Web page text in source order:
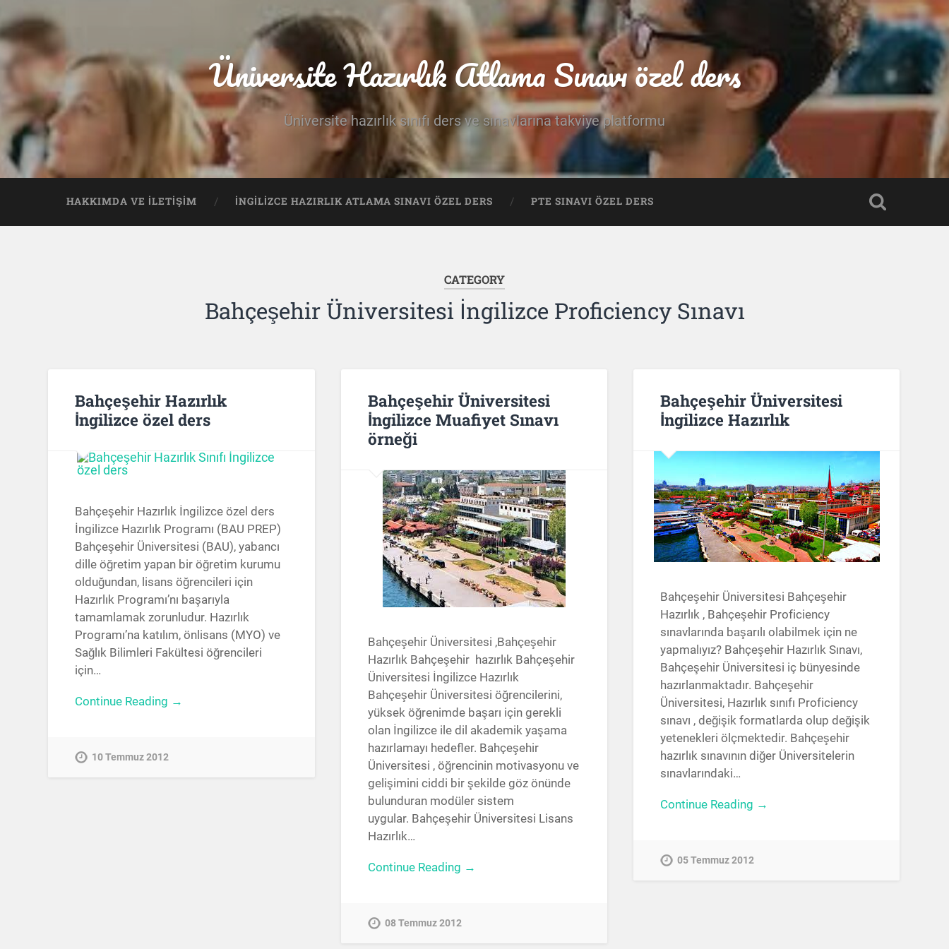
Üniversite Hazırlık Atlama Sınavı özel ders
Üniversite hazırlık sınıfı ders ve sınavlarına takviye platformu
HAKKIMDA VE İLETIŞIM İNGILIZCE HAZIRLIK ATLAMA SINAVI ÖZEL DERS PTE SINAVI ÖZEL DERS
CATEGORY
Bahçeşehir Üniversitesi İngilizce Proficiency Sınavı
Bahçeşehir Hazırlık
İngilizce özel ders
Bahçeşehir Hazırlık İngilizce özel ders
İngilizce Hazırlık Programı (BAU PREP)
Bahçeşehir Üniversitesi (BAU), yabancı
dille öğretim yapan bir öğretim kurumu
olduğundan, lisans öğrencileri için
Hazırlık Programı’nı başarıyla
tamamlamak zorunludur. Hazırlık
Programı’na katılım, önlisans (MYO) ve
Sağlık Bilimleri Fakültesi öğrencileri
için…
Continue Reading →
10 Temmuz 2012
Bahçeşehir Üniversitesi
İngilizce Muafiyet Sınavı
örneği
Bahçeşehir Üniversitesi ,Bahçeşehir
Hazırlık Bahçeşehir hazırlık Bahçeşehir
Üniversitesi İngilizce Hazırlık
Bahçeşehir Üniversitesi öğrencilerini,
yüksek öğrenimde başarı için gerekli
olan İngilizce ile dil akademik yaşama
hazırlamayı hedefler. Bahçeşehir
Üniversitesi , öğrencinin motivasyonu ve
gelişimini ciddi bir şekilde göz önünde
bulunduran modüler sistem
uygular. Bahçeşehir Üniversitesi Lisans
Hazırlık…
Continue Reading →
08 Temmuz 2012
Bahçeşehir Üniversitesi
İngilizce Hazırlık
Bahçeşehir Üniversitesi Bahçeşehir
Hazırlık , Bahçeşehir Proficiency
sınavlarında başarılı olabilmek için ne
yapmalıyız? Bahçeşehir Hazırlık Sınavı,
Bahçeşehir Üniversitesi iç bünyesinde
hazırlanmaktadır. Bahçeşehir
Üniversitesi, Hazırlık sınıfı Proficiency
sınavı , değişik formatlarda olup değişik
yetenekleri ölçmektedir. Bahçeşehir
hazırlık sınavının diğer Üniversitelerin
sınavlarındaki…
Continue Reading →
05 Temmuz 2012